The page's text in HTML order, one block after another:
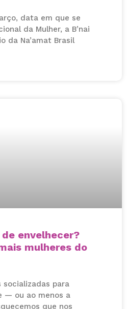
data em que se
da Mulher, a B’nai
da Na’amat Brasil
envelhecer?
mulheres do
socializadas para
— ou ao menos a
que nos